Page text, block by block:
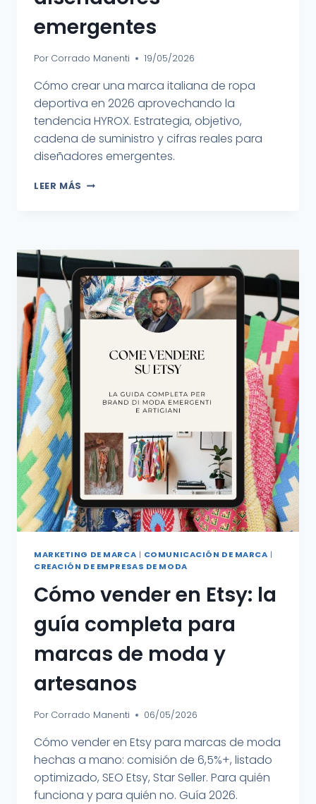
emergentes
Por Corrado Manenti 19/05/2026
Cómo crear una marca italiana de ropa
deportiva en 2026 aprovechando la
tendencia HYROX. Estrategia, objetivo,
cadena de suministro y cifras reales para
diseñadores emergentes.
LEER MÁS
MARKETING DE MARCA | COMUNICACIÓN DE MARCA |
CREACIÓN DE EMPRESAS DE MODA
Cómo vender en Etsy: la
guía completa para
marcas de moda y
artesanos
Por Corrado Manenti 06/05/2026
Cómo vender en Etsy para marcas de moda
hechas a mano: comisión de 6,5%+, listado
optimizado, SEO Etsy, Star Seller. Para quién
funciona y para quién no. Guía 2026.